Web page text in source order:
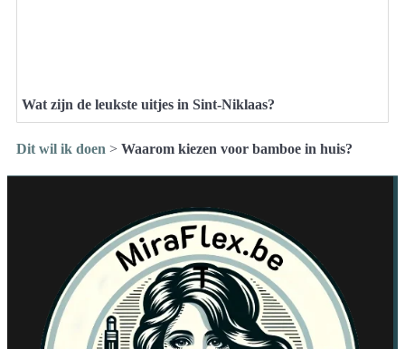
Wat zijn de leukste uitjes in Sint-Niklaas?
Dit wil ik doen > Waarom kiezen voor bamboe in huis?